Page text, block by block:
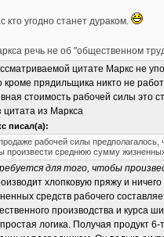
кто угодно станет дураком.
речь не об "общественном
цитате Маркс не
кроме прядильщика никто не
стоимость рабочей силы это
из Маркса
писал(а):
рабочей силы предполагалось,
произвести среднюю сумму
для того, чтобы
хлопковую пряжу и
средств рабочего
производства и курса
логика. Получая продукт